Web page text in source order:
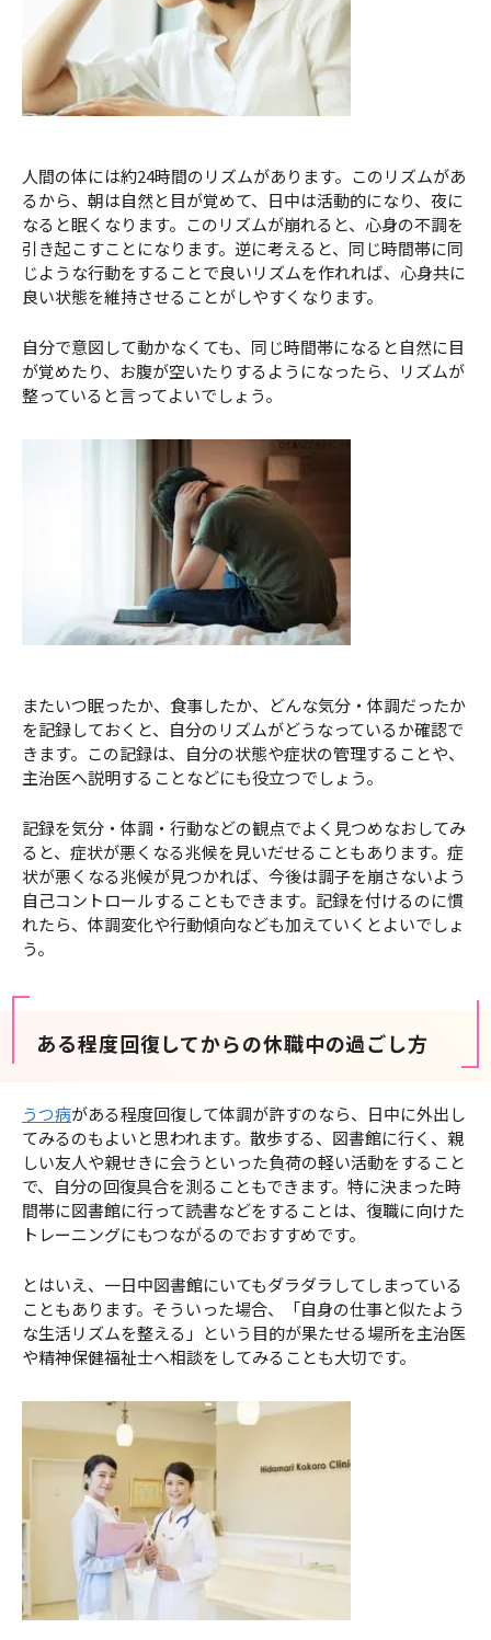
人間の体には約24時間のリズムがあります。このリズムがあ
るから、朝は自然と目が覚めて、日中は活動的になり、夜に
なると眠くなります。このリズムが崩れると、心身の不調を
引き起こすことになります。逆に考えると、同じ時間帯に同
じような行動をすることで良いリズムを作れれば、心身共に
良い状態を維持させることがしやすくなります。
自分で意図して動かなくても、同じ時間帯になると自然に目
が覚めたり、お腹が空いたりするようになったら、リズムが
整っていると言ってよいでしょう。
またいつ眠ったか、食事したか、どんな気分・体調だったか
を記録しておくと、自分のリズムがどうなっているか確認で
きます。この記録は、自分の状態や症状の管理することや、
主治医へ説明することなどにも役立つでしょう。
記録を気分・体調・行動などの観点でよく見つめなおしてみ
ると、症状が悪くなる兆候を見いだせることもあります。症
状が悪くなる兆候が見つかれば、今後は調子を崩さないよう
自己コントロールすることもできます。記録を付けるのに慣
れたら、体調変化や行動傾向なども加えていくとよいでしょ
う。
ある程度回復してからの休職中の過ごし方
うつ病がある程度回復して体調が許すのなら、日中に外出し
てみるのもよいと思われます。散歩する、図書館に行く、親
しい友人や親せきに会うといった負荷の軽い活動をすること
で、自分の回復具合を測ることもできます。特に決まった時
間帯に図書館に行って読書などをすることは、復職に向けた
トレーニングにもつながるのでおすすめです。
とはいえ、一日中図書館にいてもダラダラしてしまっている
こともあります。そういった場合、「自身の仕事と似たよう
な生活リズムを整える」という目的が果たせる場所を主治医
や精神保健福祉士へ相談をしてみることも大切です。